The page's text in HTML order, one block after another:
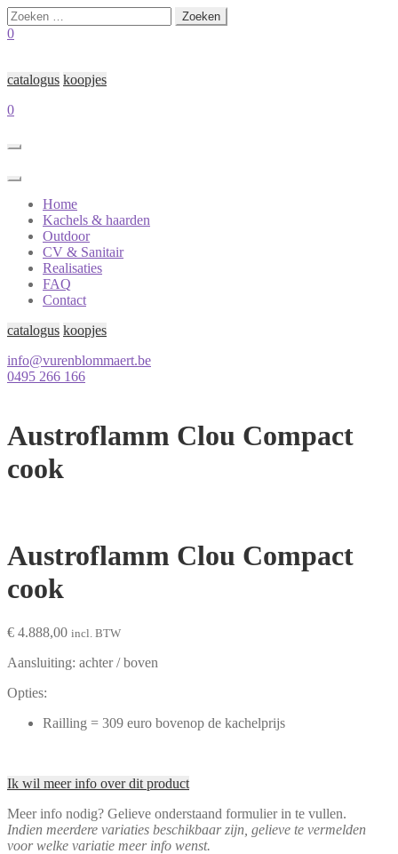
Zoeken
naar:
0
catalogus koopjes
0
Home
Kachels & haarden
Outdoor
CV & Sanitair
Realisaties
FAQ
Contact
catalogus koopjes
info@vurenblommaert.be
0495 266 166
Austroflamm Clou Compact
cook
Austroflamm Clou Compact
cook
€ 4.888,00 incl. BTW
Aansluiting: achter / boven
Opties:
Railling = 309 euro bovenop de kachelprijs
Ik wil meer info over dit product
Meer info nodig? Gelieve onderstaand formulier in te vullen.
Indien meerdere variaties beschikbaar zijn, gelieve te vermelden
voor welke variatie meer info wenst.